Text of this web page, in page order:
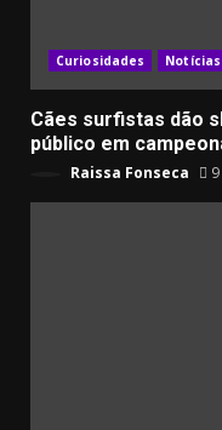
Curiosidades Notícias
Cães surfistas dão
público em
Raissa Fonseca 9